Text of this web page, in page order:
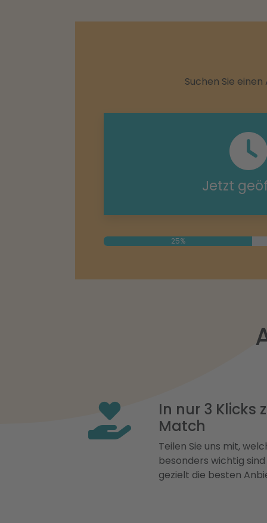
Suchen Sie
Jetzt
25%
In nur 3 Klicks
Match
Teilen Sie uns mit,
besonders wichtig
gezielt die besten